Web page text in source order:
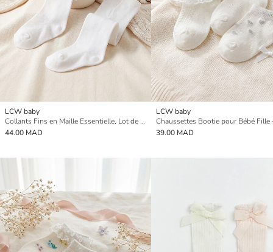
LCW baby
Collants Fins en Maille Essentielle, Lot de Deux
44.00 MAD
LCW baby
39.00 MAD